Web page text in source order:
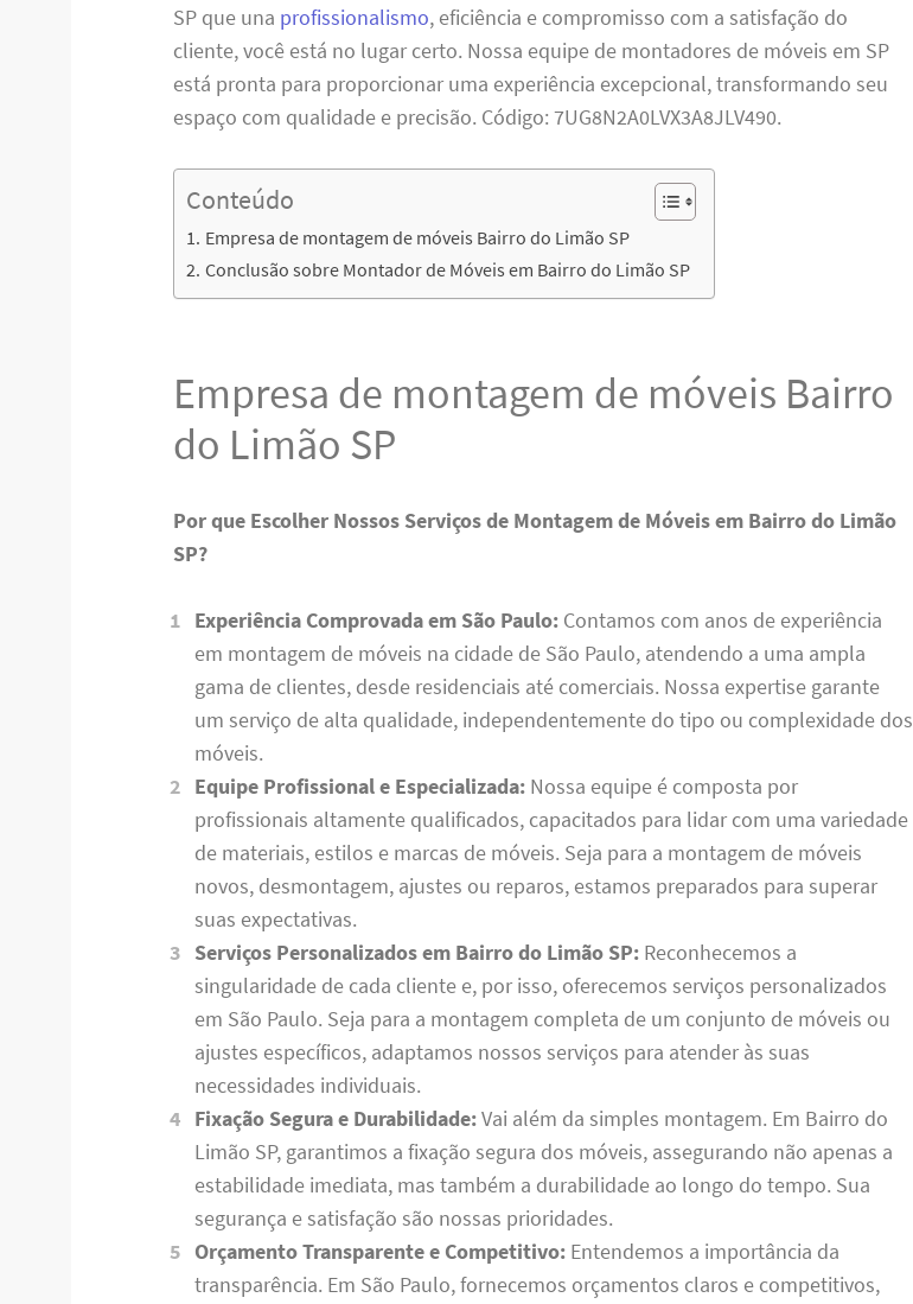
SP que una profissionalismo, eficiência e compromisso com a satisfação do
cliente, você está no lugar certo. Nossa equipe de montadores de móveis em SP
está pronta para proporcionar uma experiência excepcional, transformando seu
espaço com qualidade e precisão. Código: 7UG8N2A0LVX3A8JLV490.
Conteúdo
Empresa de montagem de móveis Bairro do Limão SP
Conclusão sobre Montador de Móveis em Bairro do Limão SP
Empresa de montagem de móveis Bairro
do Limão SP
Por que Escolher Nossos Serviços de Montagem de Móveis em Bairro do Limão
SP?
Experiência Comprovada em São Paulo:Contamos com anos de experiência
em montagem de móveis na cidade de São Paulo, atendendo a uma ampla
gama de clientes, desde residenciais até comerciais. Nossa expertise garante
um serviço de alta qualidade, independentemente do tipo ou complexidade dos
móveis.
Equipe Profissional e Especializada:Nossa equipe é composta por
profissionais altamente qualificados, capacitados para lidar com uma variedade
de materiais, estilos e marcas de móveis. Seja para a montagem de móveis
novos, desmontagem, ajustes ou reparos, estamos preparados para superar
suas expectativas.
Serviços Personalizados em Bairro do Limão SP:Reconhecemos a
singularidade de cada cliente e, por isso, oferecemos serviços personalizados
em São Paulo. Seja para a montagem completa de um conjunto de móveis ou
ajustes específicos, adaptamos nossos serviços para atender às suas
necessidades individuais.
Fixação Segura e Durabilidade:Vai além da simples montagem. Em Bairro do
Limão SP, garantimos a fixação segura dos móveis, assegurando não apenas a
estabilidade imediata, mas também a durabilidade ao longo do tempo. Sua
segurança e satisfação são nossas prioridades.
Orçamento Transparente e Competitivo:Entendemos a importância da
transparência. Em São Paulo, fornecemos orçamentos claros e competitivos,